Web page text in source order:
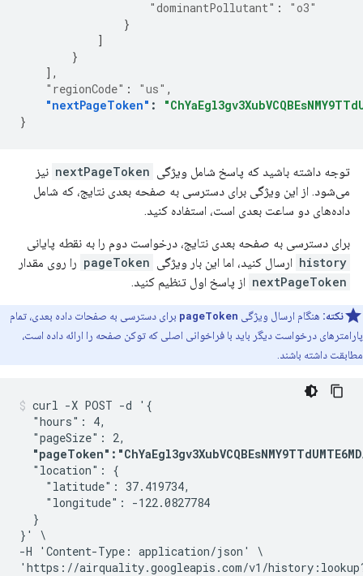
"dominantPollutant" :
"o3"
}
]
}
],
"regionCode" : "us" ,
"nextPageToken" :
}
توجه داشته باشید که پاسخ شامل ویژگی nextPageToken نیز
می‌شود. از این ویژگی برای دسترسی به صفحه بعدی نتایج، که شامل
داده‌های دو ساعت بعدی است، استفاده کنید.
برای دسترسی به صفحه بعدی نتایج، درخواست دوم را به نقطه پایانی
history ارسال کنید، اما این بار ویژگی pageToken را روی مقدار
nextPageToken از پاسخ اول تنظیم کنید.
نکته: هنگام ارسال ویژگی pageToken برای دسترسی به صفحات داده بعدی، تمام
پارامترهای درخواست دیگر باید با فراخوانی اصلی که توکن صفحه را ارائه داده است،
مطابقت داشته باشند.
curl -X POST -d '{
  "hours": 4,
  "pageSize": 2,
  "location": {
    "latitude": 37.419734,
    "longitude": -122.0827784
  }
}' \
-H 'Content-Type: application/json' \
'https://airquality.googleapis.com/v1/